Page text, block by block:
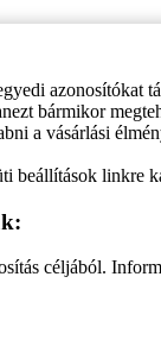
azonosítókat
bármikor
a vásárlási
beállítások linkre
céljából.